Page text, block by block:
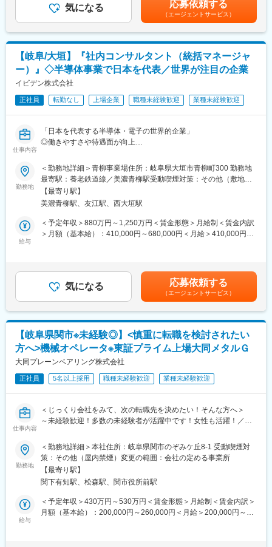
■企業の特徴
＜派遣事業だけじゃない！委託業務や社内受託設計業務・自社製
品開発実績あり＞
元サッカー日本代表の中田英寿さんと共同開発した「日本酒セラ
ー：MIYABINO」の販売や、医療介護用品での技術特許の取得な
ど、高度な技術力とノウハウあり。
また家電・医療・遊戯機器関係などの受託開発も行っており、今
後受託比率をより高めていく方針です。(客先常駐→受託への異動
ア約150名のうち、50名以上が委託チームに所属しています。
変更の範囲：会社の定める業務
機械・電気・ソフト等各分野における教育の専門部隊 (プロ講師)
が社内常駐！マンツーマンでのオンライン研修で、あなたのスキ
ルレベルに個別カスタマイズした研修をご用意しています。
1～2カ月の研修を経て、就業先で不安なく活躍いただくための土
台づくりをサポートします。
■エンジニアファースト
社長が元技術者という事もあり、技術者をとても大切する会社で
す。 当社では「入社後の活躍」を目的に、採用～入社後までエン
面接では配属先案件を熟知している営業が対応し、ご希望が叶う
配属先候補を提示。また入社後も専属担当がキャリアサポート的
ジニアは20～30人とフォローが行き届く体制です。
当社では一人一人のキャリアを大事にしており、新たなキャリア
の希望があれば、客先への打診や新規案件の獲得などあなたのキ
ャリア実現に向け営業が伴走します！
※フォロー詳細は「選考方法欄」をご確認ください
程の案件を中心に実に幅広い案件をお預かりしています。また
「委託業務」及び「受託開発」の拡大を図っており、様々な選択
肢の中から希望を踏まえたスキルやキャリアに合ったプロジェク
＜配属先での長期就業が可能◎＞
当社では数年単位で長く技術を学べる配属先を提供し、その技術
のスペシャリストとして活躍して欲しいと考えています。実際15
年以上同一配属先にて就業されている方も。
新たな技術を学びたい等、配属先の変更相談は、JOBローテーシ
ョン制度を利用することも可能です。その場合もご自身が習得し
てきたスキル及びご希望を踏まえたキャリアプランを一緒に考え
ます。
理系・22歳入社の事例賃金はあくまでも目安の金額であり、選考
を通じて上下する可能性があります。月給(月額)は固定手当を含め
た表記です。
気になる 応募依頼する
（エージェントサービス）
【岐阜/大垣】『社内コンサルタント（統括マネージャ
ー）』◇半導体事業で日本を代表／世界が注目の企業
イビデン株式会社
正社員 転勤なし 上場企業 職種未経験歓迎 業種未経験歓迎
仕事内容
「日本を代表する半導体・電子の世界的企業」
◎働きやすさや待遇面が向上
◎市場規模も右肩上がりのプライム上場企業（社員連結10000人
以上）
■業務概要
半導体事業の他にイビデン株式会社は多方面で事業を展開してい
ます。
One Factoryの思考で、『ものづくり』『安全』『GX』など各部
■ミッションと期待
各部門（モノづくり、GX、安全）の機能が一体となって推進でき
るように、リーダーとして旗振り役を担っていただきます。その
■企業魅力
創業100年以上の安定的な歴史を持ち、岐阜県で3位の売上規模を
誇る上場企業です。高い技術力と最先端の技術開発は、アメリカ
大手の半導体企業から認められ、独占的に仕事をお願いされる程
です。今後のAIや半導体の成長と共に発展していきます。
■働きやすさ
・年間休日123日で土日祝休み
・有給取得平均日数16日！
・平均年齢40歳／平均勤続17年／離職率は3.1％
■岐阜県は魅力が満載
岐阜県は生活コストが低く治安が良好です。自然豊かで四季折々
す。交通の便も優れており、名古屋へは30分、大阪や東京にもア
クセスが良好です。さらに、半導体事業に欠かせないきれいな水
勤務地
＜勤務地詳細＞青柳事業場住所：岐阜県大垣市青柳町300 勤務地
最寄駅：養老鉄道線／美濃青柳駅受動喫煙対策：その他（敷地内
禁煙（屋外喫煙可能場所あり））
【最寄り駅】
美濃青柳駅、友江駅、西大垣駅
給与
＜予定年収＞880万円～1,250万円＜賃金形態＞月給制＜賃金内訳
＞月額（基本給）：410,000円～680,000円＜月給＞410,000円～
時間45分※裁量労働手当（目安月20.0時間分の残業に相当）及
び、職務手当あり。賃金はあくまでも目安の金額であり、選考を
通じて上下する可能性があります。月給(月額)は固定手当を含めた
表記です。
気になる 応募依頼する
（エージェントサービス）
【岐阜県関市※未経験◎】<慎重に転職を検討されたい
方へ>機械オペレータ※東証プライム上場大同メタルＧ
大同プレーンベアリング株式会社
正社員 5名以上採用 職種未経験歓迎 業種未経験歓迎
仕事内容
＜じっくり会社をみて、次の転職先を決めたい！そんな方へ＞
～未経験歓迎！多数の未経験者が活躍中です！女性も活躍！／有
【選考における私たちのスタンス】
私たちは、入社後に「思っていた仕事と違った」「こんなはずで
はなかった」とならないことが、求職者の皆さんにとっても非常
に大切なことだと考えています。
そのため、書類選考通過後の早い段階で、工場見学を選考プロセ
スの一部として実施しています。実際の職場や仕事の進め方を見
勤務地
＜勤務地詳細＞本社住所：岐阜県関市のぞみケ丘8-1 受動喫煙対
策：その他（屋内禁煙）変更の範囲：会社の定める事業所
【最寄り駅】
関下有知駅、松森駅、関市役所前駅
給与
＜予定年収＞430万円～530万円＜賃金形態＞月給制＜賃金内訳＞
月額（基本給）：200,000円～260,000円＜月給＞200,000円～